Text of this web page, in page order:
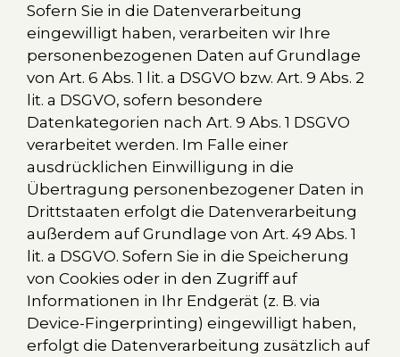
Sofern Sie in die Datenverarbeitung
eingewilligt haben, verarbeiten wir Ihre
personenbezogenen Daten auf Grundlage
von Art. 6 Abs. 1 lit. a DSGVO bzw. Art. 9 Abs. 2
lit. a DSGVO, sofern besondere
Datenkategorien nach Art. 9 Abs. 1 DSGVO
verarbeitet werden. Im Falle einer
ausdrücklichen Einwilligung in die
Übertragung personenbezogener Daten in
Drittstaaten erfolgt die Datenverarbeitung
außerdem auf Grundlage von Art. 49 Abs. 1
lit. a DSGVO. Sofern Sie in die Speicherung
von Cookies oder in den Zugriff auf
Informationen in Ihr Endgerät (z. B. via
Device-Fingerprinting) eingewilligt haben,
erfolgt die Datenverarbeitung zusätzlich auf